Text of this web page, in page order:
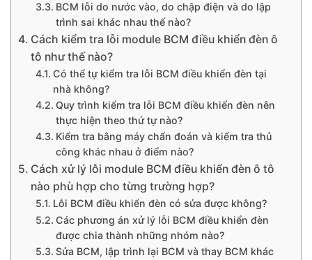
BCM lỗi do nước vào, do chập điện và do lập
trình sai khác nhau thế nào?
Cách kiểm tra lỗi module BCM điều khiển đèn ô
tô như thế nào?
Có thể tự kiểm tra lỗi BCM điều khiển đèn tại
nhà không?
Quy trình kiểm tra lỗi BCM điều khiển đèn nên
thực hiện theo thứ tự nào?
Kiểm tra bằng máy chẩn đoán và kiểm tra thủ
công khác nhau ở điểm nào?
Cách xử lý lỗi module BCM điều khiển đèn ô tô
nào phù hợp cho từng trường hợp?
Lỗi BCM điều khiển đèn có sửa được không?
Các phương án xử lý lỗi BCM điều khiển đèn
được chia thành những nhóm nào?
Sửa BCM, lập trình lại BCM và thay BCM khác